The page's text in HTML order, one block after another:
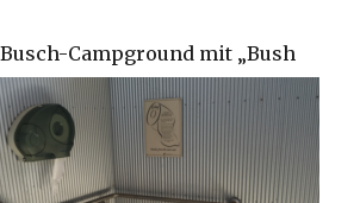
Campground mit „Bush